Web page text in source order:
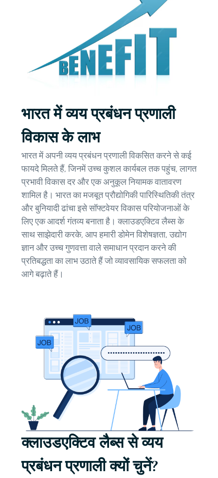
भारत में व्यय प्रबंधन प्रणाली
विकास के लाभ
भारत में अपनी व्यय प्रबंधन प्रणाली विकसित करने से कई
फायदे मिलते हैं, जिनमें उच्च कुशल कार्यबल तक पहुंच, लागत
प्रभावी विकास दर और एक अनुकूल नियामक वातावरण
शामिल है। भारत का मजबूत प्रौद्योगिकी पारिस्थितिकी तंत्र
और बुनियादी ढांचा इसे सॉफ्टवेयर विकास परियोजनाओं के
लिए एक आदर्श गंतव्य बनाता है। क्लाउडएक्टिव लैब्स के
साथ साझेदारी करके, आप हमारी डोमेन विशेषज्ञता, उद्योग
ज्ञान और उच्च गुणवत्ता वाले समाधान प्रदान करने की
प्रतिबद्धता का लाभ उठाते हैं जो व्यावसायिक सफलता को
आगे बढ़ाते हैं।
क्लाउडएक्टिव लैब्स से व्यय
प्रबंधन प्रणाली क्यों चुनें?